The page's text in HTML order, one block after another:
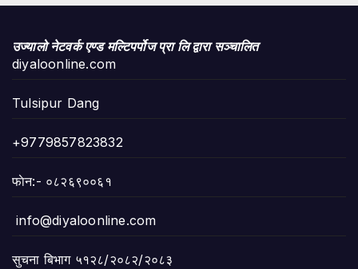
उज्यालो नेटवर्क एण्ड मल्टिपर्पोज प्रा लि द्वारा सञ्चालित
diyaloonline.com
Tulsipur Dang
+9779857823832
फाेन:- ०८२६९००६१
info@diyaloonline.com
सुचना बिभाग ५१२८/२०८२/२०८३